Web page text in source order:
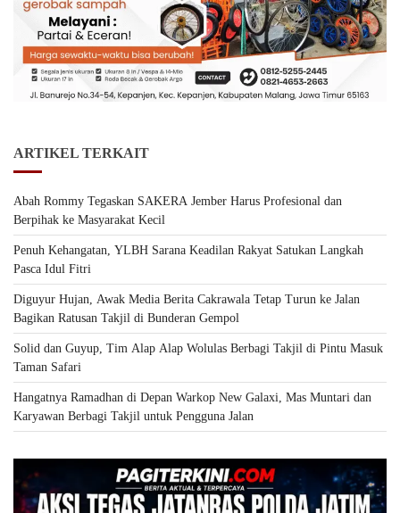
ARTIKEL TERKAIT
Abah Rommy Tegaskan SAKERA Jember Harus Profesional dan
Berpihak ke Masyarakat Kecil
Penuh Kehangatan, YLBH Sarana Keadilan Rakyat Satukan Langkah
Pasca Idul Fitri
Diguyur Hujan, Awak Media Berita Cakrawala Tetap Turun ke Jalan
Bagikan Ratusan Takjil di Bunderan Gempol
Solid dan Guyup, Tim Alap Alap Wolulas Berbagi Takjil di Pintu Masuk
Taman Safari
Hangatnya Ramadhan di Depan Warkop New Galaxi, Mas Muntari dan
Karyawan Berbagi Takjil untuk Pengguna Jalan